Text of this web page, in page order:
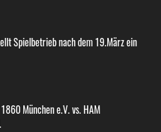
Spielbetrieb nach dem 19.März ein
München e.V. vs. HAM